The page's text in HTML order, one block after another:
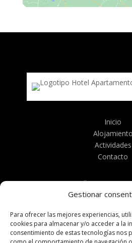
Gestionar
Para ofrecer las mejores experiencias,
cookies para almacenar y/o acceder a la
consentimiento de estas tecnologías nos
Inicio
Alojamiento
Actividades
Contacto
Calle Serrano
46317 Villargordo del
+34 605 623